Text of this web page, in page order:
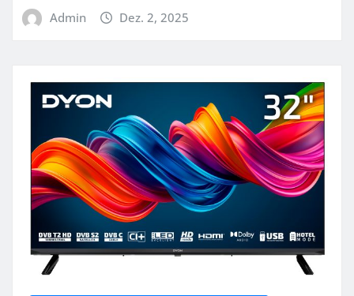
Admin Dez. 2, 2025